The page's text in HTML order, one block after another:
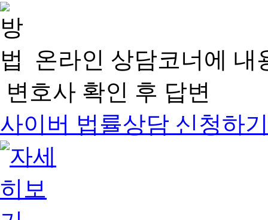
온라인 상담코너에 내
변호사 확인 후 답변
사이버 법률상담 신청하기